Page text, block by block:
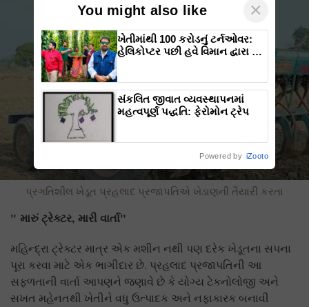
પ્રગતિશીલ ખેડૂત પ્રહલાદ પ્રજાપતિએ ખેડાણની તૈયારી કરતા
" મારું ટ્રેક્ટર, મારી વાર્તા"
મહિન્દ્રા ટ્રેક્ટર માત્ર એક મશીન નથી પણ દરેક ખેડૂતના સપના
પૂરા કરવા માટે એક ભાગીદાર છે. પ્રહલાદ પ્રજાપતિની આ
સફળતાની વાર્તા આપણને જણાવે છે કે યોગ્ય ટેકનોલોજી અને
સખત મહેનતથી ખેતીને વધુ ઉત્પાદક અને નફાકારક બનાવી
You might also like ×
ખેતીમાંથી 100 કરોડનું ટર્નઓવર:
હેલિકોપ્ટર પછી હવે વિમાન દ્વારા કૃષિ
સંકલિત જીવાત વ્યવસ્થાપનમાં
મહત્વપૂર્ણ પદ્ધતિ: ફેરોમોન ટ્રેપ
Powered by iZooto